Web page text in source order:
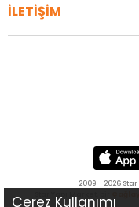
İLETİŞİM
2009 - 2026
Çerez Kullanımı